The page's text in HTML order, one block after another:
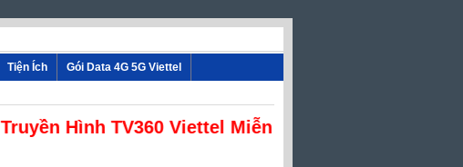
VT Tỉnh Tiện Ích
Gói Data 4G 5G Viettel
Hình TV360 Viettel Miễn Phí